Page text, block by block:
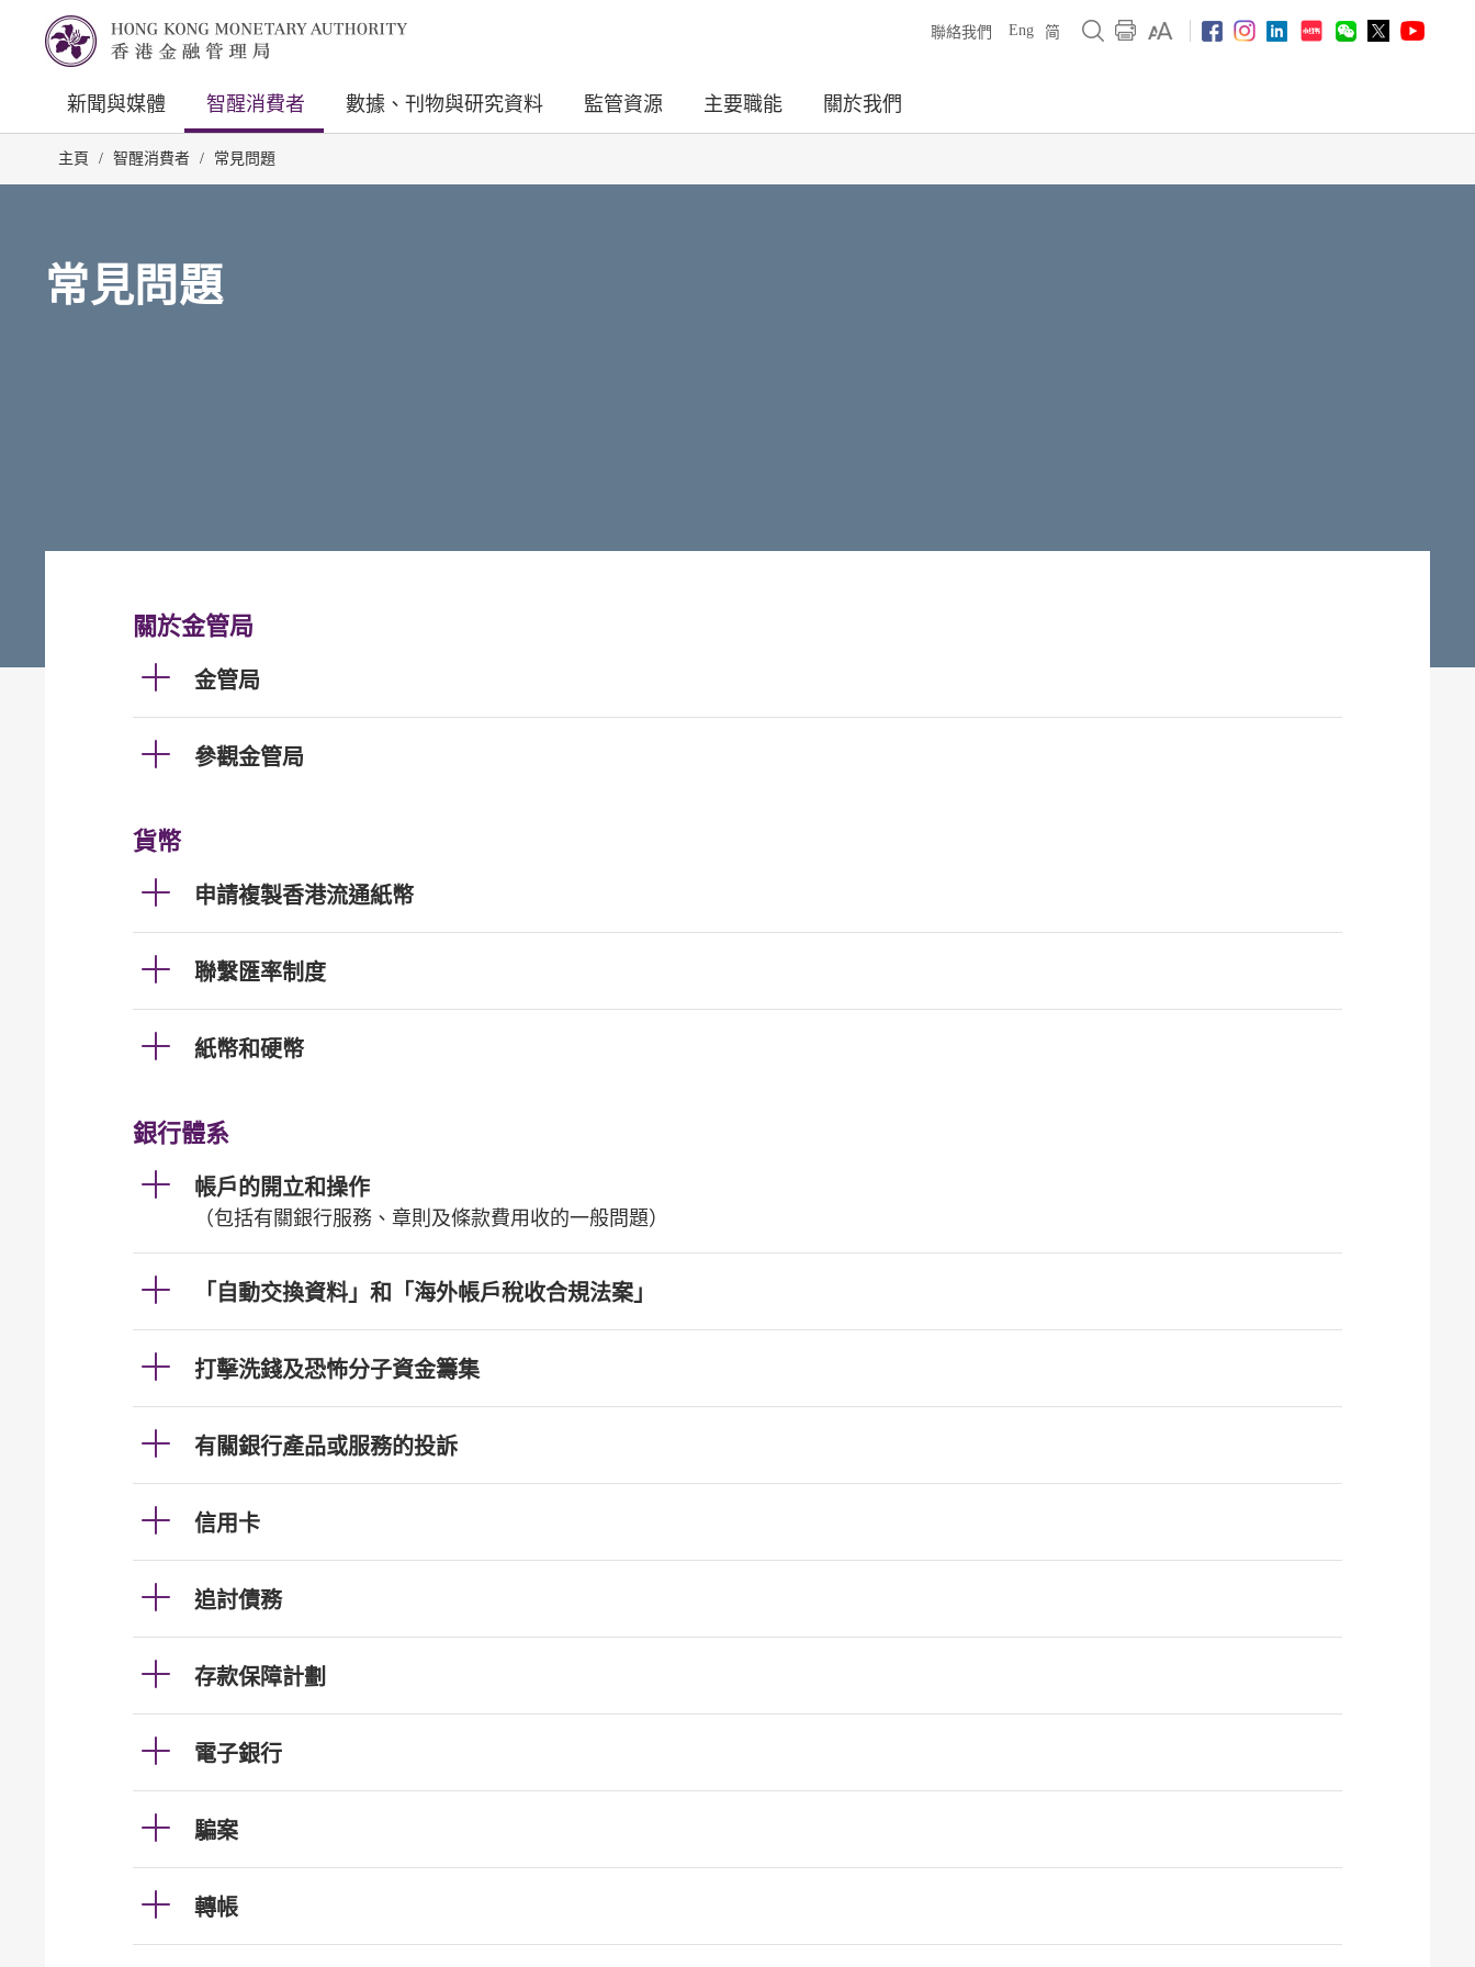
聯絡我們 Eng 简
新聞與媒體 智醒消費者 數據、刊物與研究資料 監管資源 主要職能 關於我們
主頁 / 智醒消費者 / 常見問題
常見問題
關於金管局
金管局
參觀金管局
貨幣
申請複製香港流通紙幣
聯繫匯率制度
紙幣和硬幣
銀行體系
帳戶的開立和操作
（包括有關銀行服務、章則及條款費用收的一般問題）
「自動交換資料」和「海外帳戶稅收合規法案」
打擊洗錢及恐怖分子資金籌集
有關銀行產品或服務的投訴
信用卡
追討債務
存款保障計劃
電子銀行
騙案
轉帳